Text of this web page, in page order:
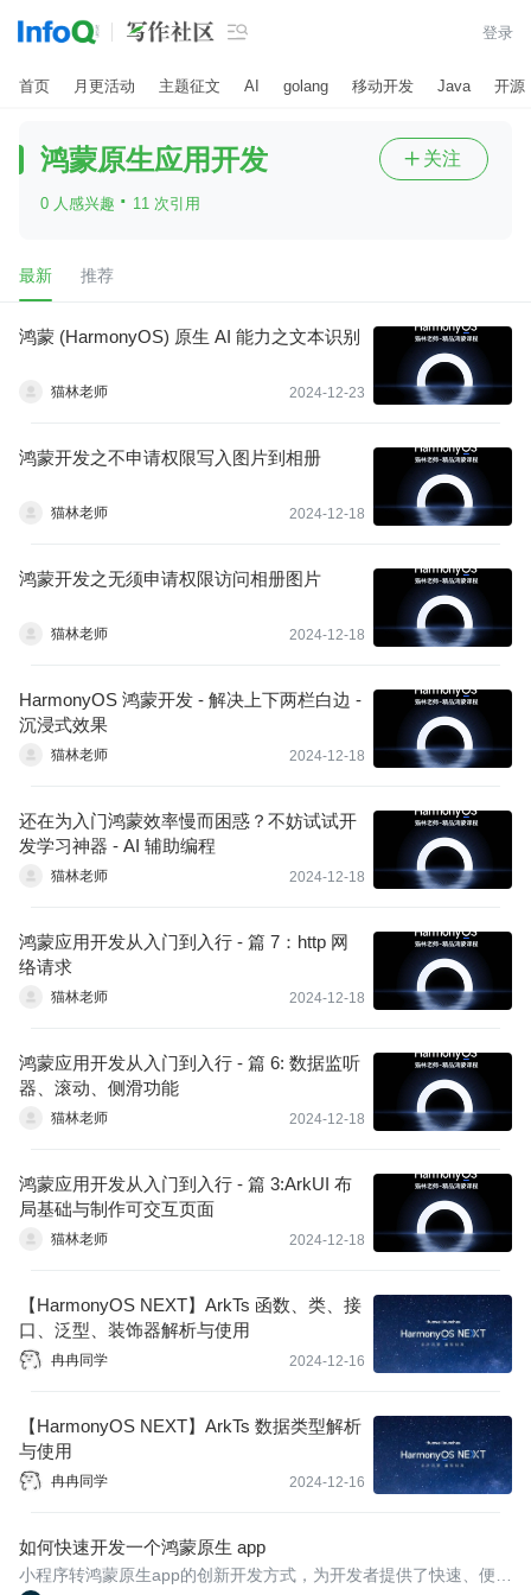
 登录
首页 月更活动 主题征文 AI golang 移动开发 Java 开源
鸿蒙原生应用开发
0 人感兴趣 · 11 次引用
 关注
最新 推荐
鸿蒙 (HarmonyOS) 原生 AI 能力之文本识别
猫林老师 2024-12-23
鸿蒙开发之不申请权限写入图片到相册
猫林老师 2024-12-18
鸿蒙开发之无须申请权限访问相册图片
猫林老师 2024-12-18
HarmonyOS 鸿蒙开发 - 解决上下两栏白边 -
沉浸式效果
猫林老师 2024-12-18
还在为入门鸿蒙效率慢而困惑？不妨试试开
发学习神器 - AI 辅助编程
猫林老师 2024-12-18
鸿蒙应用开发从入门到入行 - 篇 7：http 网
络请求
猫林老师 2024-12-18
鸿蒙应用开发从入门到入行 - 篇 6: 数据监听
器、滚动、侧滑功能
猫林老师 2024-12-18
鸿蒙应用开发从入门到入行 - 篇 3:ArkUI 布
局基础与制作可交互页面
猫林老师 2024-12-18
【HarmonyOS NEXT】ArkTs 函数、类、接
口、泛型、装饰器解析与使用
冉冉同学 2024-12-16
【HarmonyOS NEXT】ArkTs 数据类型解析
与使用
冉冉同学 2024-12-16
如何快速开发一个鸿蒙原生 app
小程序转鸿蒙原生app的创新开发方式，为开发者提供了快速、便捷